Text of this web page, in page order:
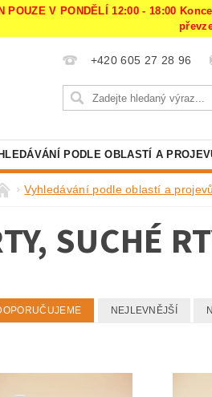
POUZE V PONDĚLÍ 12:00 - 18:00
+420 605 27 28 96
PODLE OBLASTÍ A
Vyhledávání podle oblastí a projevů
SUCHÉ
NEJLEVNĚJŠÍ